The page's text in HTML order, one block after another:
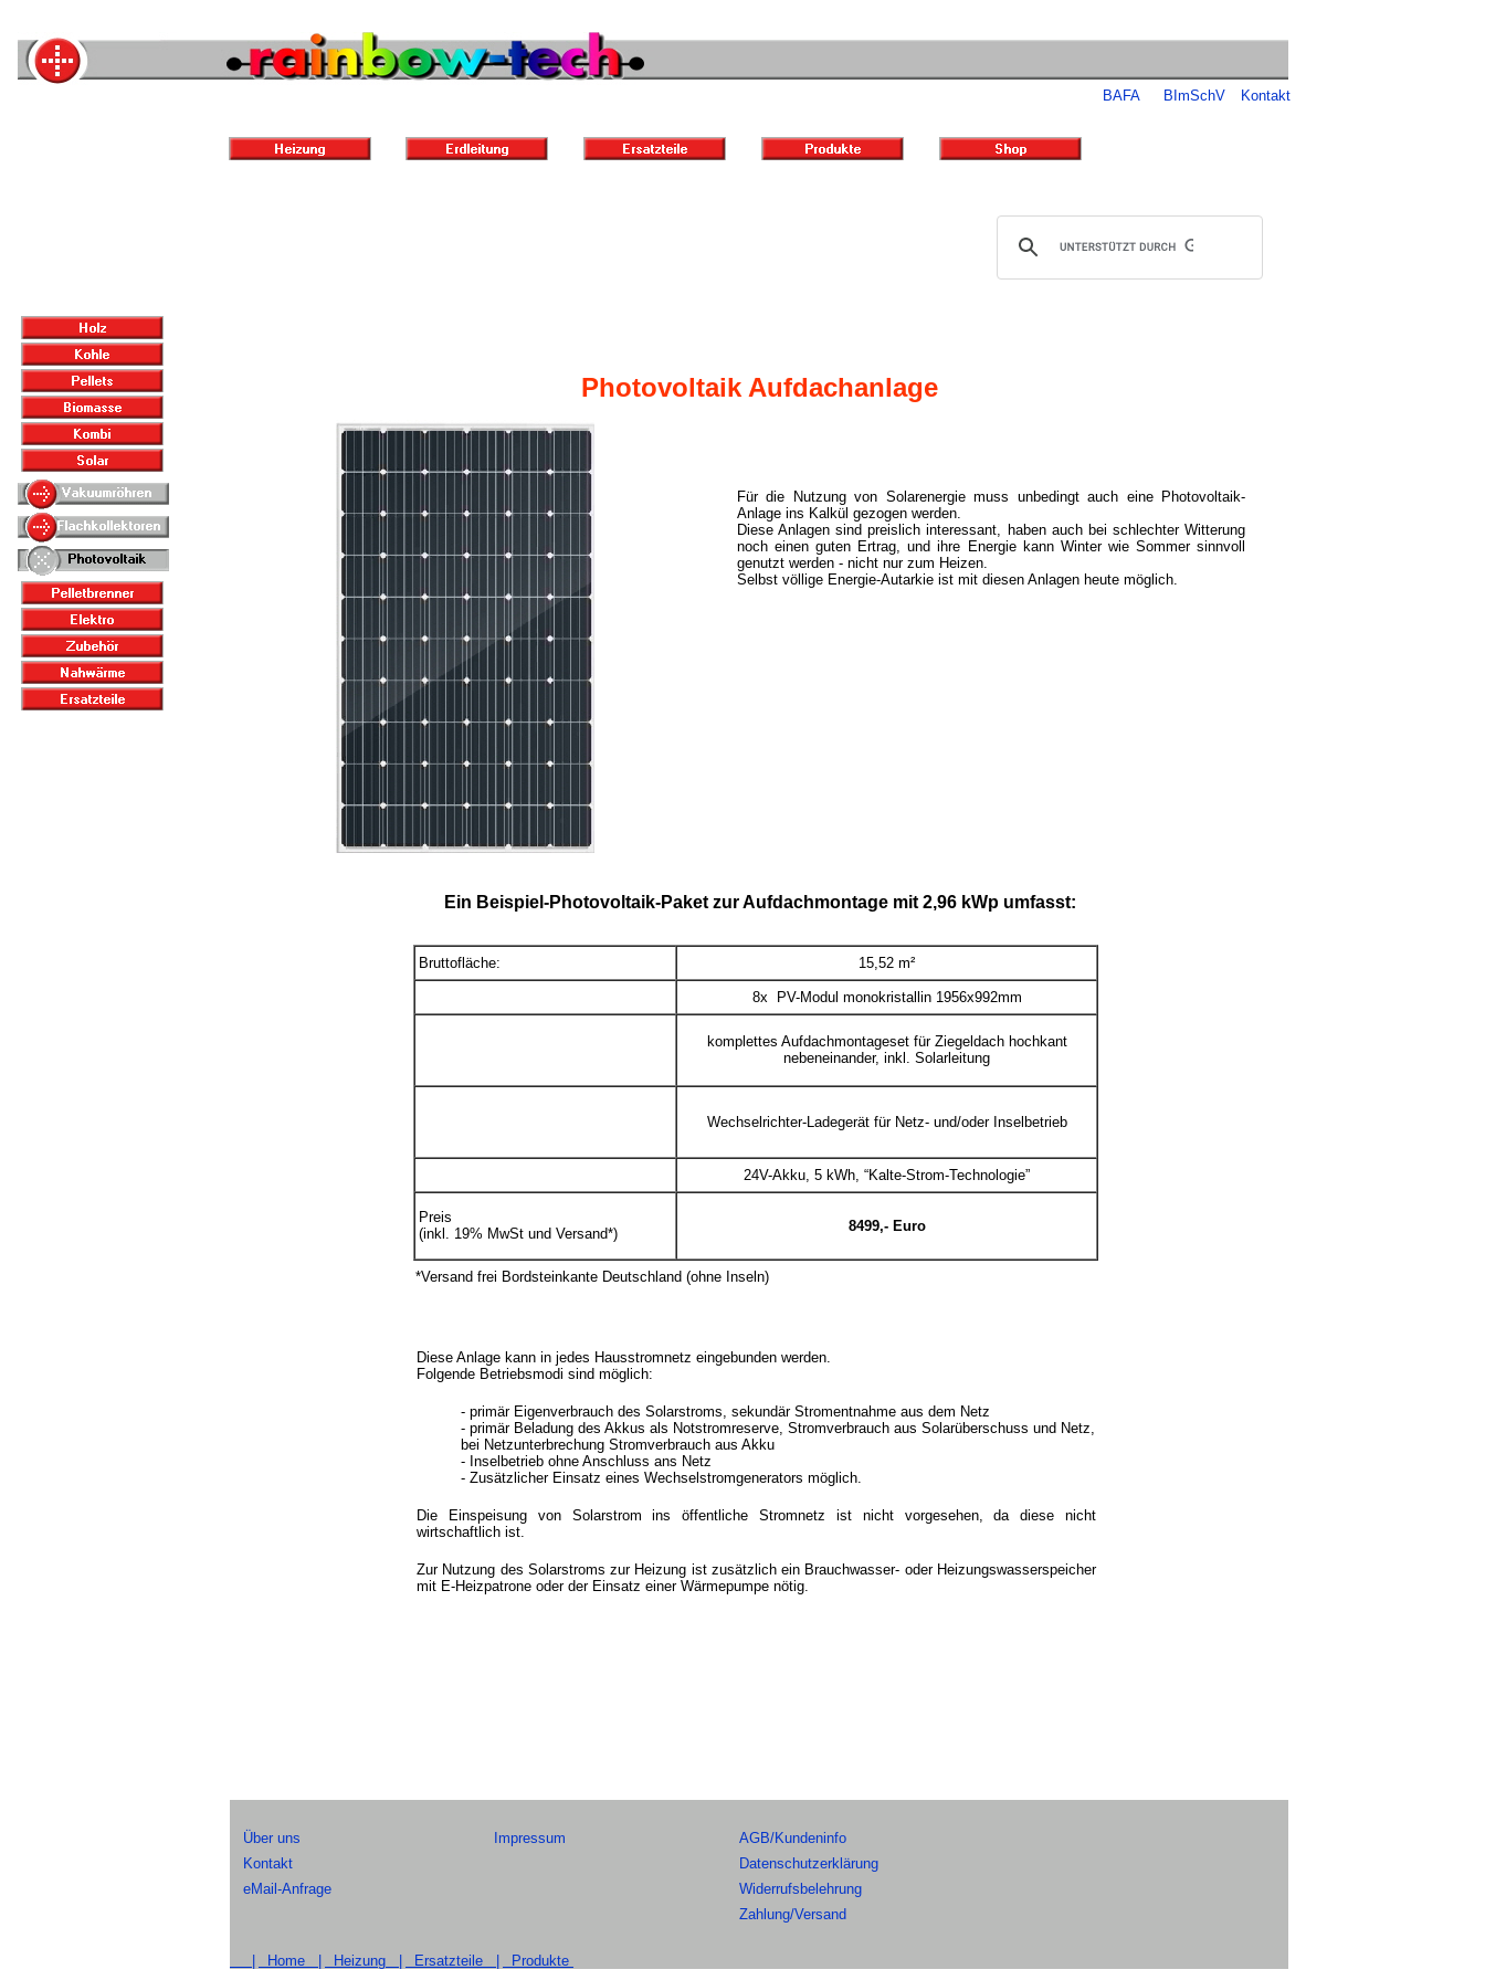
BAFA BImSchV Kontakt
Photovoltaik Aufdachanlage
Für die Nutzung von Solarenergie muss unbedingt auch eine Photovoltaik-
Anlage ins Kalkül gezogen werden.
Diese Anlagen sind preislich interessant, haben auch bei schlechter Witterung
noch einen guten Ertrag, und ihre Energie kann Winter wie Sommer sinnvoll
genutzt werden - nicht nur zum Heizen.
Selbst völlige Energie-Autarkie ist mit diesen Anlagen heute möglich.
Ein Beispiel-Photovoltaik-Paket zur Aufdachmontage mit 2,96 kWp umfasst:
Bruttofläche: 15,52 m²
8x PV-Modul monokristallin 1956x992mm
komplettes Aufdachmontageset für Ziegeldach hochkant
nebeneinander, inkl. Solarleitung
Wechselrichter-Ladegerät für Netz- und/oder Inselbetrieb
24V-Akku, 5 kWh, “Kalte-Strom-Technologie”
Preis
(inkl. 19% MwSt und Versand*)
8499,- Euro
*Versand frei Bordsteinkante Deutschland (ohne Inseln)
Diese Anlage kann in jedes Hausstromnetz eingebunden werden.
Folgende Betriebsmodi sind möglich:
- primär Eigenverbrauch des Solarstroms, sekundär Stromentnahme aus dem Netz
- primär Beladung des Akkus als Notstromreserve, Stromverbrauch aus Solarüberschuss und Netz,
bei Netzunterbrechung Stromverbrauch aus Akku
- Inselbetrieb ohne Anschluss ans Netz
- Zusätzlicher Einsatz eines Wechselstromgenerators möglich.
Die Einspeisung von Solarstrom ins öffentliche Stromnetz ist nicht vorgesehen, da diese nicht
wirtschaftlich ist.
Zur Nutzung des Solarstroms zur Heizung ist zusätzlich ein Brauchwasser- oder Heizungswasserspeicher
mit E-Heizpatrone oder der Einsatz einer Wärmepumpe nötig.
Über uns Impressum
AGB/Kundeninfo
Kontakt
Datenschutzerklärung
eMail-Anfrage
Widerrufsbelehrung
Zahlung/Versand
Home | Heizung | Ersatzteile | Produkte